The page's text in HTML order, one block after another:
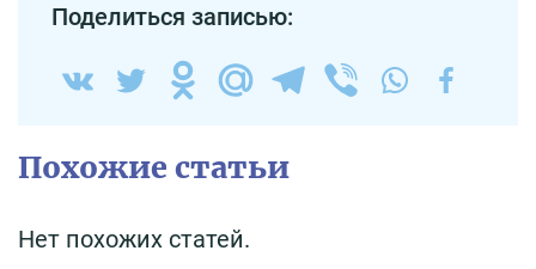
Поделиться записью:
Похожие статьи
Нет похожих статей.